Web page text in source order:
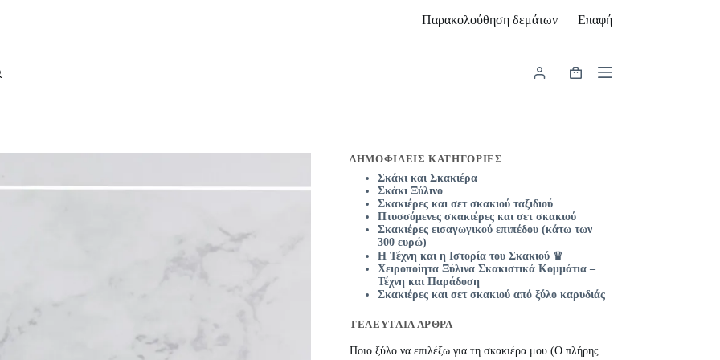
Παρακολούθηση δεμάτων Επαφή
Καλάθι
ΔΗΜΟΦΙΛΕΊΣ ΚΑΤΗΓΟΡΊΕΣ
Σκάκι και Σκακιέρα
Σκάκι Ξύλινο
Σκακιέρες και σετ σκακιού ταξιδιού
Πτυσσόμενες σκακιέρες και σετ σκακιού
Σκακιέρες εισαγωγικού επιπέδου (κάτω των
300 ευρώ)
Η Τέχνη και η Ιστορία του Σκακιού ♛
Χειροποίητα Ξύλινα Σκακιστικά Κομμάτια –
Τέχνη και Παράδοση
Σκακιέρες και σετ σκακιού από ξύλο καρυδιάς
ΤΕΛΕΥΤΑΊΑ ΆΡΘΡΑ
Ποιο ξύλο να επιλέξω για τη σκακιέρα μου (Ο πλήρης